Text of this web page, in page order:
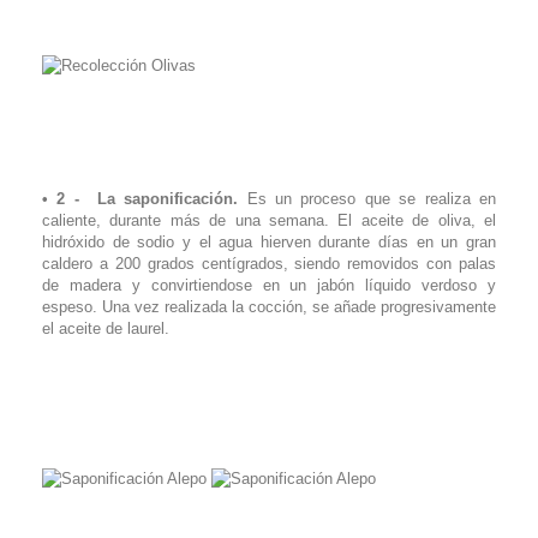
• 2 - La saponificación. Es un proceso que se realiza en
caliente, durante más de una semana. El aceite de oliva, el
hidróxido de sodio y el agua hierven durante días en un gran
caldero a 200 grados centígrados, siendo removidos con palas
de madera y convirtiendose en un jabón líquido verdoso y
espeso. Una vez realizada la cocción, se añade progresivamente
el aceite de laurel.